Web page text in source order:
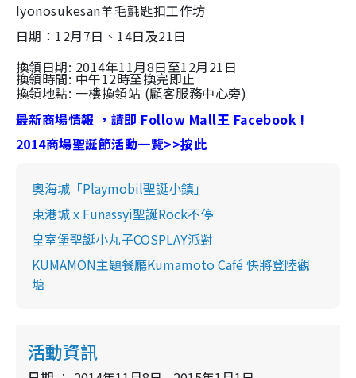
Iyonosukesan羊毛氈匙扣工作坊
日期：12月7日、14日及21日
換領日期: 2014年11月8日至12月21日
換領時間: 中午12時至換完即止
換領地點: 一樓換領站 (顧客服務中心旁)
最新商場情報 ，請即 Follow Mall王 Facebook !
2014商場聖誕節活動一覽>>按此
奧海城「Playmobil聖誕小鎮」
東港城 x Funassyi聖誕Rock不停
皇室堡聖誕小丸子COSPLAY派對
KUMAMON主題餐廳Kumamoto Café 快將登陸觀
塘
活動資訊